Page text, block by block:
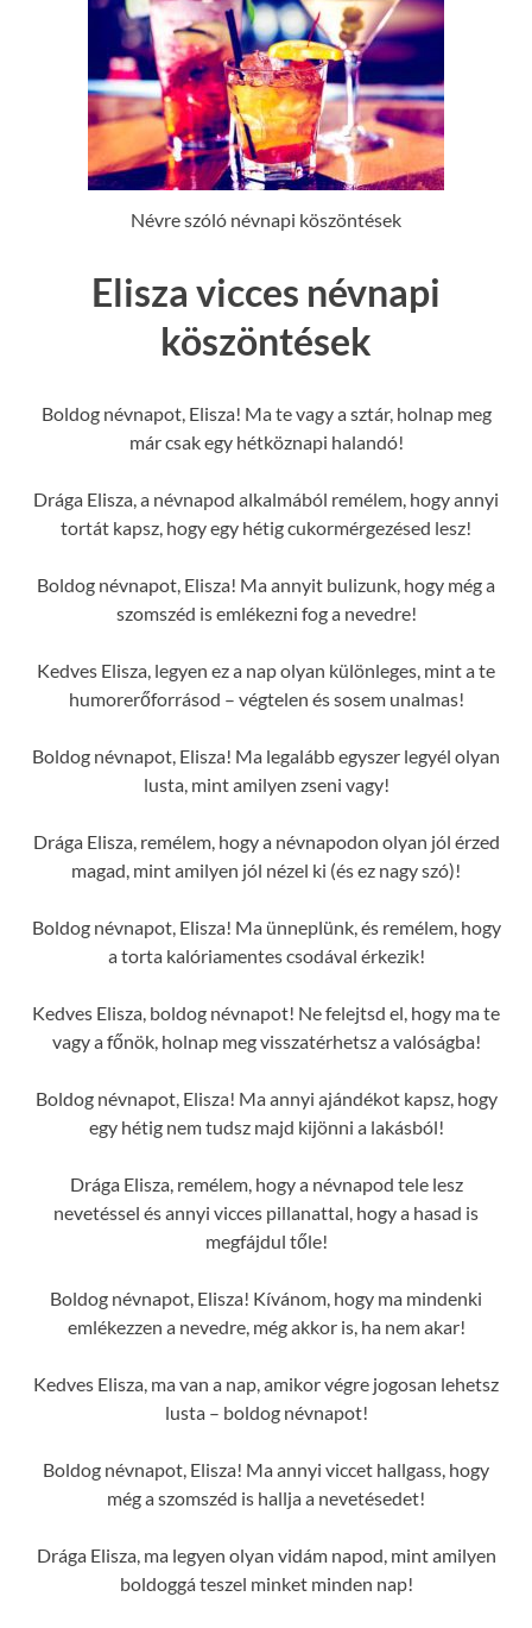
Névre szóló névnapi köszöntések
Elisza vicces névnapi
köszöntések
Boldog névnapot, Elisza! Ma te vagy a sztár, holnap meg
már csak egy hétköznapi halandó!
Drága Elisza, a névnapod alkalmából remélem, hogy annyi
tortát kapsz, hogy egy hétig cukormérgezésed lesz!
Boldog névnapot, Elisza! Ma annyit bulizunk, hogy még a
szomszéd is emlékezni fog a nevedre!
Kedves Elisza, legyen ez a nap olyan különleges, mint a te
humorerőforrásod – végtelen és sosem unalmas!
Boldog névnapot, Elisza! Ma legalább egyszer legyél olyan
lusta, mint amilyen zseni vagy!
Drága Elisza, remélem, hogy a névnapodon olyan jól érzed
magad, mint amilyen jól nézel ki (és ez nagy szó)!
Boldog névnapot, Elisza! Ma ünneplünk, és remélem, hogy
a torta kalóriamentes csodával érkezik!
Kedves Elisza, boldog névnapot! Ne felejtsd el, hogy ma te
vagy a főnök, holnap meg visszatérhetsz a valóságba!
Boldog névnapot, Elisza! Ma annyi ajándékot kapsz, hogy
egy hétig nem tudsz majd kijönni a lakásból!
Drága Elisza, remélem, hogy a névnapod tele lesz
nevetéssel és annyi vicces pillanattal, hogy a hasad is
megfájdul tőle!
Boldog névnapot, Elisza! Kívánom, hogy ma mindenki
emlékezzen a nevedre, még akkor is, ha nem akar!
Kedves Elisza, ma van a nap, amikor végre jogosan lehetsz
lusta – boldog névnapot!
Boldog névnapot, Elisza! Ma annyi viccet hallgass, hogy
még a szomszéd is hallja a nevetésedet!
Drága Elisza, ma legyen olyan vidám napod, mint amilyen
boldoggá teszel minket minden nap!